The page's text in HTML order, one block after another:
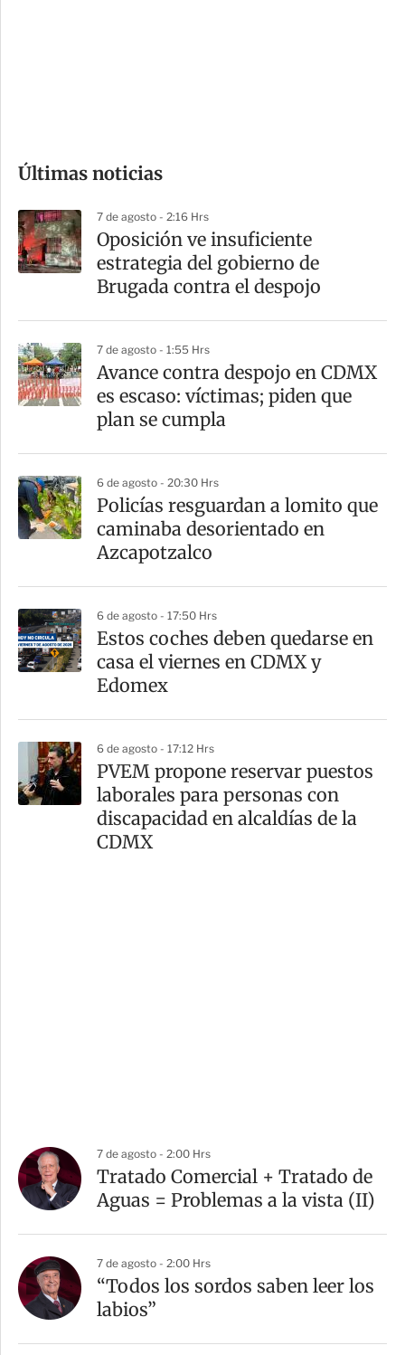
m
a
r
t
Últimas noticias
7 de agosto - 2:16 Hrs
Oposición ve insuficiente
estrategia del gobierno de
Brugada contra el despojo
7 de agosto - 1:55 Hrs
Avance contra despojo en CDMX
es escaso: víctimas; piden que
plan se cumpla
6 de agosto - 20:30 Hrs
Policías resguardan a lomito que
caminaba desorientado en
Azcapotzalco
6 de agosto - 17:50 Hrs
Estos coches deben quedarse en
casa el viernes en CDMX y
Edomex
6 de agosto - 17:12 Hrs
PVEM propone reservar puestos
laborales para personas con
discapacidad en alcaldías de la
CDMX
7 de agosto - 2:00 Hrs
Tratado Comercial + Tratado de
Aguas = Problemas a la vista (II)
7 de agosto - 2:00 Hrs
“Todos los sordos saben leer los
labios”